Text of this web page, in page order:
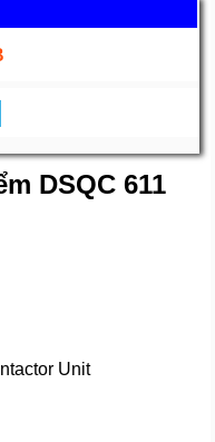
DSQC 611
Unit